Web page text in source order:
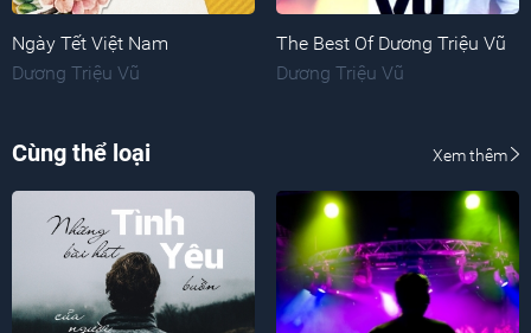
Ngày Tết Việt Nam
Dương Triệu Vũ
The Best Of Dương Triệu Vũ
Dương Triệu Vũ
Cùng thể loại Xem thêm